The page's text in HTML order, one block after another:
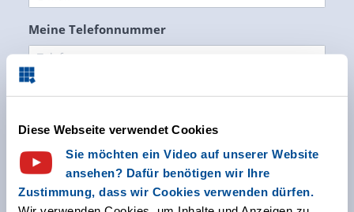
Diese Webseite verwendet Cookies
Sie möchten ein Video auf unserer Website
ansehen? Dafür benötigen wir Ihre
Zustimmung, dass wir Cookies verwenden dürfen.